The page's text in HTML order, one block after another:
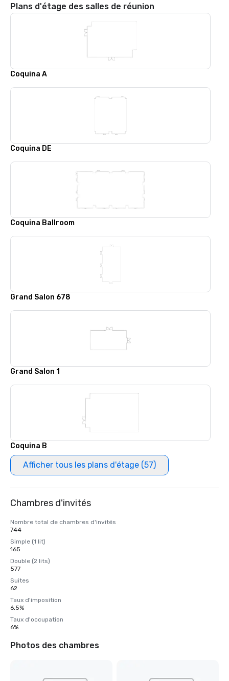
Plans d'étage des salles de réunion
Coquina A
Coquina DE
Coquina Ballroom
Grand Salon 678
Grand Salon 1
Coquina B
Afficher tous les plans d'étage (57)
Chambres d'invités
Nombre total de chambres d'invités
744
Simple (1 lit)
165
Double (2 lits)
577
Suites
62
Taux d'imposition
6,5%
Taux d'occupation
6%
Photos des chambres